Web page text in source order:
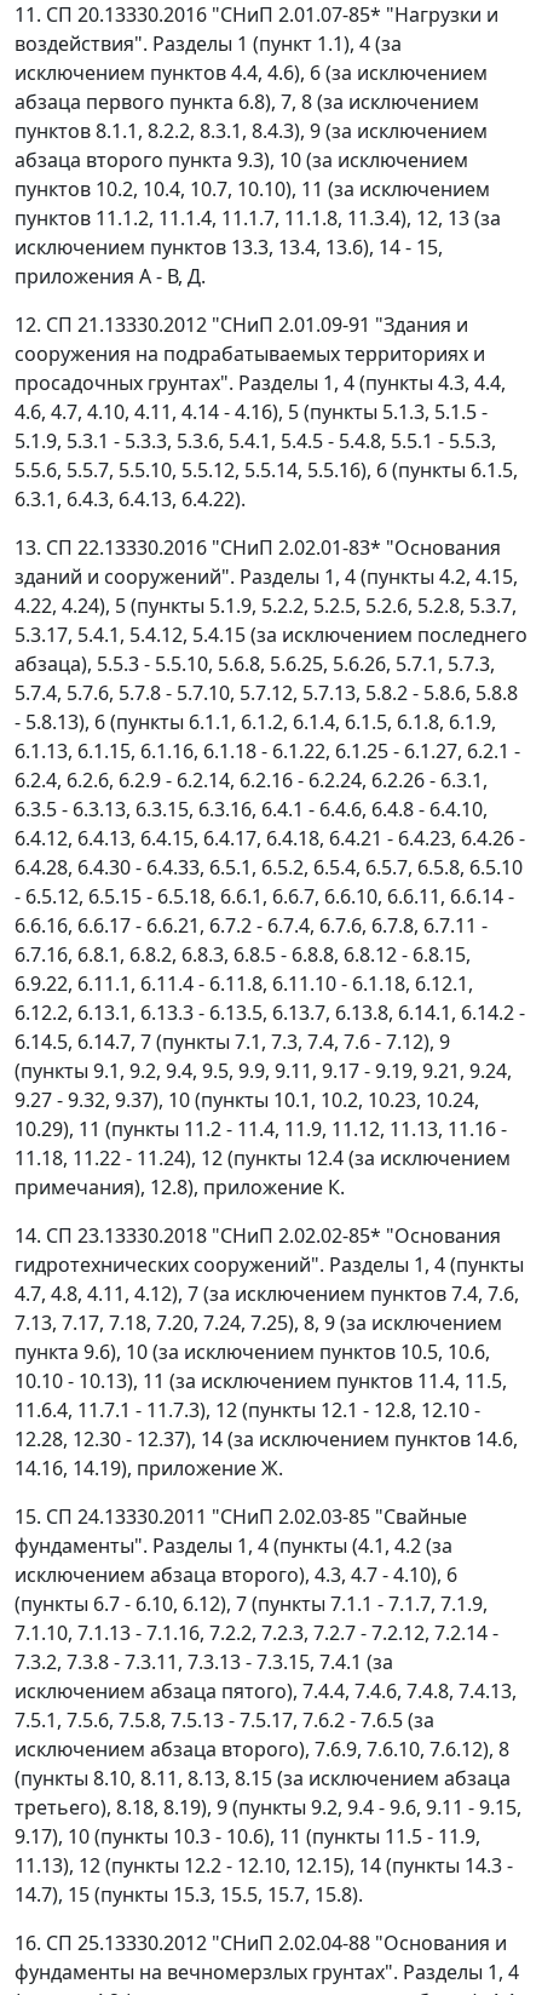
11. СП 20.13330.2016 "СНиП 2.01.07-85* "Нагрузки и
воздействия". Разделы 1 (пункт 1.1), 4 (за
исключением пунктов 4.4, 4.6), 6 (за исключением
абзаца первого пункта 6.8), 7, 8 (за исключением
пунктов 8.1.1, 8.2.2, 8.3.1, 8.4.3), 9 (за исключением
абзаца второго пункта 9.3), 10 (за исключением
пунктов 10.2, 10.4, 10.7, 10.10), 11 (за исключением
пунктов 11.1.2, 11.1.4, 11.1.7, 11.1.8, 11.3.4), 12, 13 (за
исключением пунктов 13.3, 13.4, 13.6), 14 - 15,
приложения А - В, Д.
12. СП 21.13330.2012 "СНиП 2.01.09-91 "Здания и
сооружения на подрабатываемых территориях и
просадочных грунтах". Разделы 1, 4 (пункты 4.3, 4.4,
4.6, 4.7, 4.10, 4.11, 4.14 - 4.16), 5 (пункты 5.1.3, 5.1.5 -
5.1.9, 5.3.1 - 5.3.3, 5.3.6, 5.4.1, 5.4.5 - 5.4.8, 5.5.1 - 5.5.3,
5.5.6, 5.5.7, 5.5.10, 5.5.12, 5.5.14, 5.5.16), 6 (пункты 6.1.5,
6.3.1, 6.4.3, 6.4.13, 6.4.22).
13. СП 22.13330.2016 "СНиП 2.02.01-83* "Основания
зданий и сооружений". Разделы 1, 4 (пункты 4.2, 4.15,
4.22, 4.24), 5 (пункты 5.1.9, 5.2.2, 5.2.5, 5.2.6, 5.2.8, 5.3.7,
5.3.17, 5.4.1, 5.4.12, 5.4.15 (за исключением последнего
абзаца), 5.5.3 - 5.5.10, 5.6.8, 5.6.25, 5.6.26, 5.7.1, 5.7.3,
5.7.4, 5.7.6, 5.7.8 - 5.7.10, 5.7.12, 5.7.13, 5.8.2 - 5.8.6, 5.8.8
- 5.8.13), 6 (пункты 6.1.1, 6.1.2, 6.1.4, 6.1.5, 6.1.8, 6.1.9,
6.1.13, 6.1.15, 6.1.16, 6.1.18 - 6.1.22, 6.1.25 - 6.1.27, 6.2.1 -
6.2.4, 6.2.6, 6.2.9 - 6.2.14, 6.2.16 - 6.2.24, 6.2.26 - 6.3.1,
6.3.5 - 6.3.13, 6.3.15, 6.3.16, 6.4.1 - 6.4.6, 6.4.8 - 6.4.10,
6.4.12, 6.4.13, 6.4.15, 6.4.17, 6.4.18, 6.4.21 - 6.4.23, 6.4.26 -
6.4.28, 6.4.30 - 6.4.33, 6.5.1, 6.5.2, 6.5.4, 6.5.7, 6.5.8, 6.5.10
- 6.5.12, 6.5.15 - 6.5.18, 6.6.1, 6.6.7, 6.6.10, 6.6.11, 6.6.14 -
6.6.16, 6.6.17 - 6.6.21, 6.7.2 - 6.7.4, 6.7.6, 6.7.8, 6.7.11 -
6.7.16, 6.8.1, 6.8.2, 6.8.3, 6.8.5 - 6.8.8, 6.8.12 - 6.8.15,
6.9.22, 6.11.1, 6.11.4 - 6.11.8, 6.11.10 - 6.1.18, 6.12.1,
6.12.2, 6.13.1, 6.13.3 - 6.13.5, 6.13.7, 6.13.8, 6.14.1, 6.14.2 -
6.14.5, 6.14.7, 7 (пункты 7.1, 7.3, 7.4, 7.6 - 7.12), 9
(пункты 9.1, 9.2, 9.4, 9.5, 9.9, 9.11, 9.17 - 9.19, 9.21, 9.24,
9.27 - 9.32, 9.37), 10 (пункты 10.1, 10.2, 10.23, 10.24,
10.29), 11 (пункты 11.2 - 11.4, 11.9, 11.12, 11.13, 11.16 -
11.18, 11.22 - 11.24), 12 (пункты 12.4 (за исключением
примечания), 12.8), приложение К.
14. СП 23.13330.2018 "СНиП 2.02.02-85* "Основания
гидротехнических сооружений". Разделы 1, 4 (пункты
4.7, 4.8, 4.11, 4.12), 7 (за исключением пунктов 7.4, 7.6,
7.13, 7.17, 7.18, 7.20, 7.24, 7.25), 8, 9 (за исключением
пункта 9.6), 10 (за исключением пунктов 10.5, 10.6,
10.10 - 10.13), 11 (за исключением пунктов 11.4, 11.5,
11.6.4, 11.7.1 - 11.7.3), 12 (пункты 12.1 - 12.8, 12.10 -
12.28, 12.30 - 12.37), 14 (за исключением пунктов 14.6,
14.16, 14.19), приложение Ж.
15. СП 24.13330.2011 "СНиП 2.02.03-85 "Свайные
фундаменты". Разделы 1, 4 (пункты (4.1, 4.2 (за
исключением абзаца второго), 4.3, 4.7 - 4.10), 6
(пункты 6.7 - 6.10, 6.12), 7 (пункты 7.1.1 - 7.1.7, 7.1.9,
7.1.10, 7.1.13 - 7.1.16, 7.2.2, 7.2.3, 7.2.7 - 7.2.12, 7.2.14 -
7.3.2, 7.3.8 - 7.3.11, 7.3.13 - 7.3.15, 7.4.1 (за
исключением абзаца пятого), 7.4.4, 7.4.6, 7.4.8, 7.4.13,
7.5.1, 7.5.6, 7.5.8, 7.5.13 - 7.5.17, 7.6.2 - 7.6.5 (за
исключением абзаца второго), 7.6.9, 7.6.10, 7.6.12), 8
(пункты 8.10, 8.11, 8.13, 8.15 (за исключением абзаца
третьего), 8.18, 8.19), 9 (пункты 9.2, 9.4 - 9.6, 9.11 - 9.15,
9.17), 10 (пункты 10.3 - 10.6), 11 (пункты 11.5 - 11.9,
11.13), 12 (пункты 12.2 - 12.10, 12.15), 14 (пункты 14.3 -
14.7), 15 (пункты 15.3, 15.5, 15.7, 15.8).
16. СП 25.13330.2012 "СНиП 2.02.04-88 "Основания и
фундаменты на вечномерзлых грунтах". Разделы 1, 4